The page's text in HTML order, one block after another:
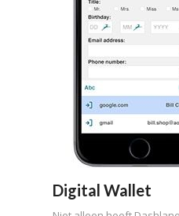
Digital Wallet